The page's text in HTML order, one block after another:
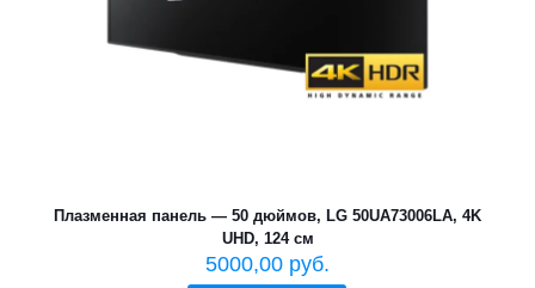
Плазменная панель — 50 дюймов, LG 50UA73006LA, 4K
UHD, 124 см
5000,00 руб.